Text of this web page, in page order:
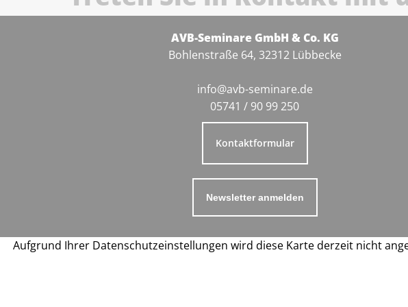
AVB-Seminare GmbH & Co. KG
Bohlenstraße 64, 32312 Lübbecke
info@avb-seminare.de
05741 / 90 99 250
Kontaktformular
Newsletter anmelden
Aufgrund Ihrer Datenschutzeinstellungen wird diese Karte derzeit nicht